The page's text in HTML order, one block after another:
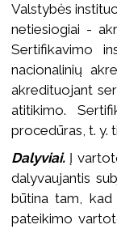
Valstybės
netiesiogiai -
Sertifikavimo
nacionalinių
akredituojant
atitikimo.
procedūras, t. y.
Dalyviai. Į
dalyvaujantis
būtina tam,
pateikimo